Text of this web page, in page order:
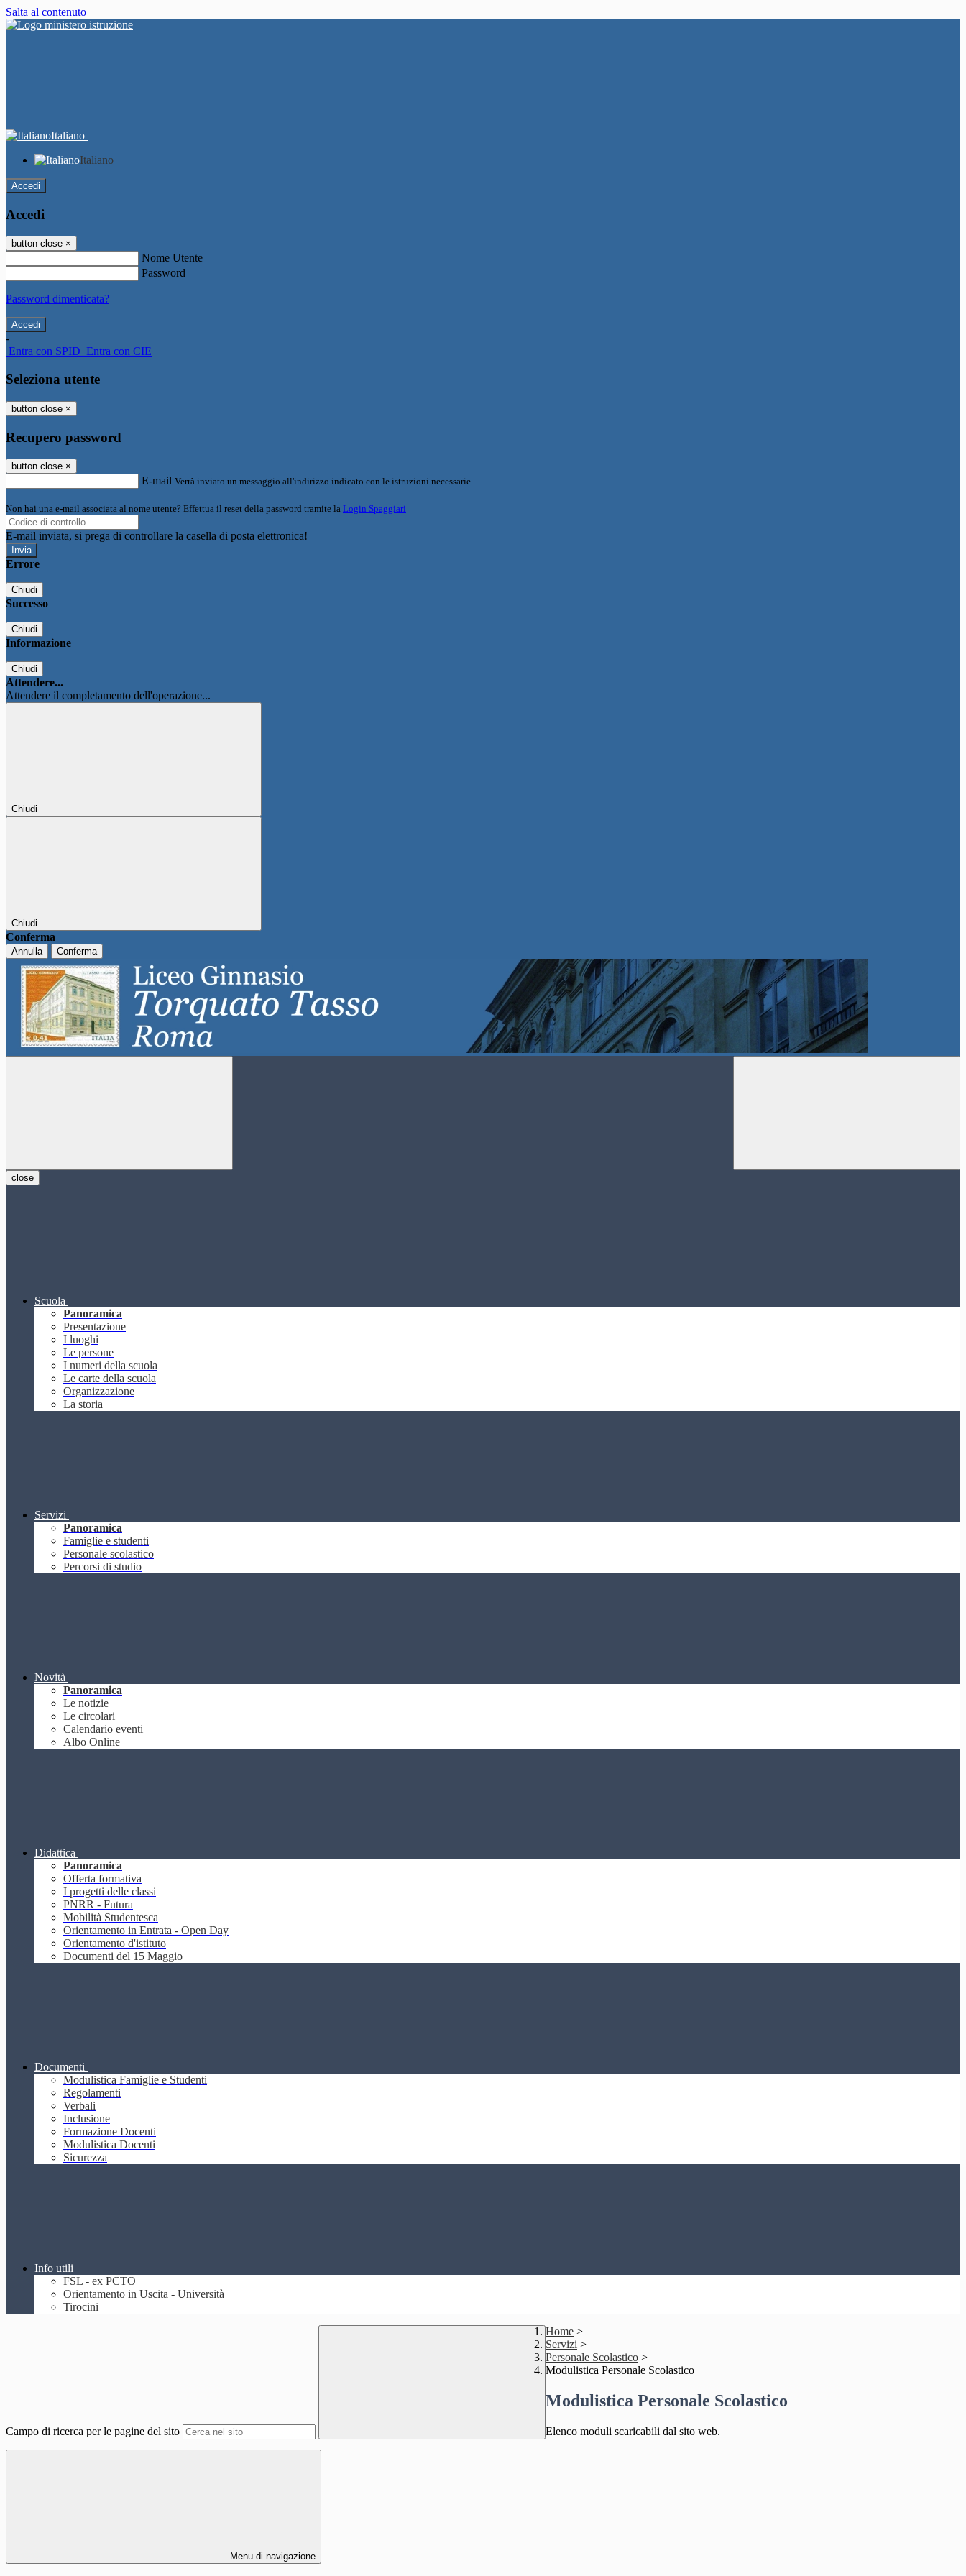
Salta al contenuto
Italiano
Italiano
Accedi
Accedi
button close ×
Nome Utente
Password
Password dimenticata?
-
Entra con SPID Entra con CIE
Seleziona utente
button close ×
Recupero password
button close ×
E-mail Verrà inviato un messaggio all'indirizzo indicato con le istruzioni necessarie.
Non hai una e-mail associata al nome utente? Effettua il reset della password tramite la Login Spaggiari
E-mail inviata, si prega di controllare la casella di posta elettronica!
Errore
Chiudi
Successo
Chiudi
Informazione
Chiudi
Attendere...
Attendere il completamento dell'operazione...
Chiudi
Chiudi
Conferma
Annulla Conferma
close
Scuola
Panoramica
Presentazione
I luoghi
Le persone
I numeri della scuola
Le carte della scuola
Organizzazione
La storia
Servizi
Panoramica
Famiglie e studenti
Personale scolastico
Percorsi di studio
Novità
Panoramica
Le notizie
Le circolari
Calendario eventi
Albo Online
Didattica
Panoramica
Offerta formativa
I progetti delle classi
PNRR - Futura
Mobilità Studentesca
Orientamento in Entrata - Open Day
Orientamento d'istituto
Documenti del 15 Maggio
Documenti
Modulistica Famiglie e Studenti
Regolamenti
Verbali
Inclusione
Formazione Docenti
Modulistica Docenti
Sicurezza
Info utili
FSL - ex PCTO
Orientamento in Uscita - Università
Tirocini
Campo di ricerca per le pagine del sito
Home >
Servizi >
Personale Scolastico >
Modulistica Personale Scolastico
Modulistica Personale Scolastico
Elenco moduli scaricabili dal sito web.
Menu di navigazione